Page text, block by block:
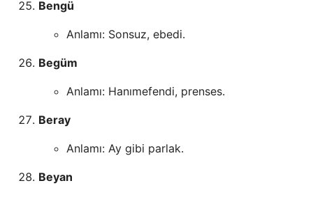
Bengü
Anlamı: Sonsuz, ebedi.
Begüm
Anlamı: Hanımefendi, prenses.
Beray
Anlamı: Ay gibi parlak.
Beyan